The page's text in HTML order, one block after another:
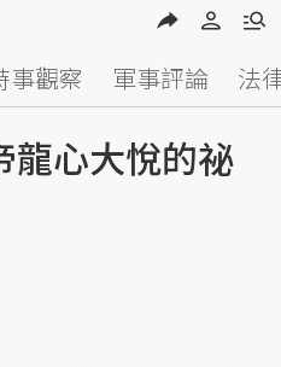
事觀察 軍事評論 法
龍心大悅的祕